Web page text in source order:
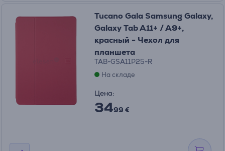
Tucano Gala Samsung Galaxy,
Galaxy Tab A11+ / A9+,
красный - Чехол для
планшета
TAB-GSA11P25-R
На складе
Цена:
3499 €